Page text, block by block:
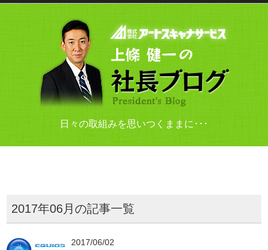
日々の取組みを思いつくままに･･･
2017年06月の記事一覧
2017/06/02